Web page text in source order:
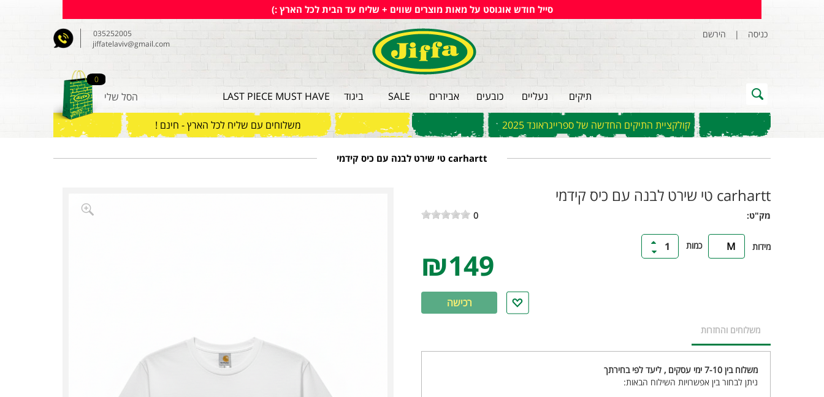
סייל חודש אוגוסט על מאות מוצרים שווים + שליח עד הבית לכל הארץ :)
כניסה | הירשם
תיקים נעליים כובעים אביזרים SALE ביגוד MUST HAVE
LAST PIECE
035252005
jiffatelaviv@gmail.com
הסל שלי
0
קולקציית התיקים החדשה של ספרייגראונד 2025 משלוחים עם שליח לכל הארץ - חינם !
carhartt טי שירט לבנה עם כיס קידמי
carhartt טי שירט לבנה עם כיס קידמי
מק"ט:
מידות M כמות 1
0
₪149
רכישה
משלוחים והחזרות
משלוח בין 7-10 ימי עסקים , ליעד לפי בחירתך
ניתן לבחור בין אפשרויות השילוח הבאות: